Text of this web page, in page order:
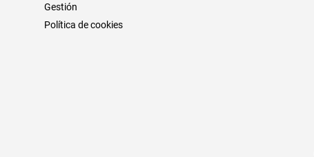
Gestión
Política de cookies